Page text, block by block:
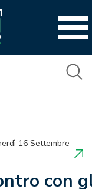
con
16 Settembre